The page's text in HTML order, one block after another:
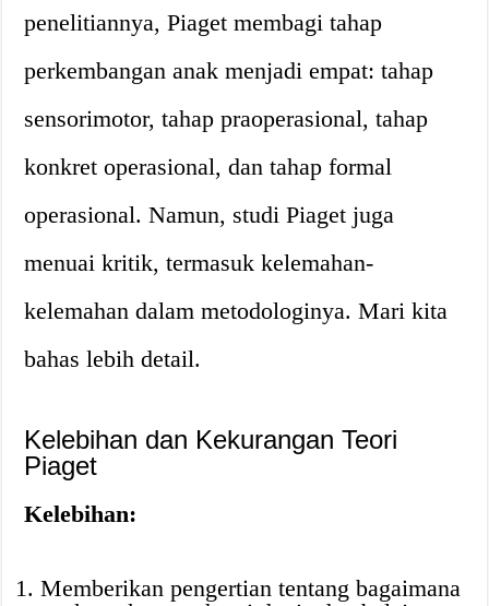
penelitiannya, Piaget membagi tahap
perkembangan anak menjadi empat: tahap
sensorimotor, tahap praoperasional, tahap
konkret operasional, dan tahap formal
operasional. Namun, studi Piaget juga
menuai kritik, termasuk kelemahan-
kelemahan dalam metodologinya. Mari kita
bahas lebih detail.
Kelebihan dan Kekurangan Teori
Piaget
Kelebihan:
Memberikan pengertian tentang bagaimana